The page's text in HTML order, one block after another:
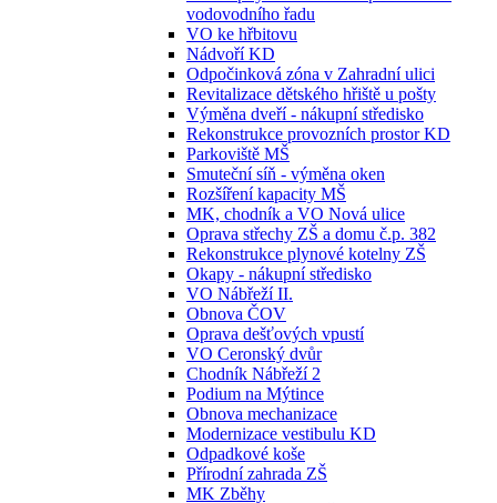
vodovodního řadu
VO ke hřbitovu
Nádvoří KD
Odpočinková zóna v Zahradní ulici
Revitalizace dětského hřiště u pošty
Výměna dveří - nákupní středisko
Rekonstrukce provozních prostor KD
Parkoviště MŠ
Smuteční síň - výměna oken
Rozšíření kapacity MŠ
MK, chodník a VO Nová ulice
Oprava střechy ZŠ a domu č.p. 382
Rekonstrukce plynové kotelny ZŠ
Okapy - nákupní středisko
VO Nábřeží II.
Obnova ČOV
Oprava dešťových vpustí
VO Ceronský dvůr
Chodník Nábřeží 2
Podium na Mýtince
Obnova mechanizace
Modernizace vestibulu KD
Odpadkové koše
Přírodní zahrada ZŠ
MK Zběhy